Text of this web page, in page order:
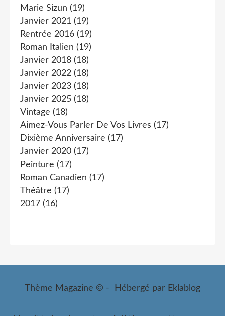
Marie Sizun (19)
Janvier 2021 (19)
Rentrée 2016 (19)
Roman Italien (19)
Janvier 2018 (18)
Janvier 2022 (18)
Janvier 2023 (18)
Janvier 2025 (18)
Vintage (18)
Aimez-Vous Parler De Vos Livres (17)
Dixième Anniversaire (17)
Janvier 2020 (17)
Peinture (17)
Roman Canadien (17)
Théâtre (17)
2017 (16)
Thème Magazine © - Hébergé par Eklablog